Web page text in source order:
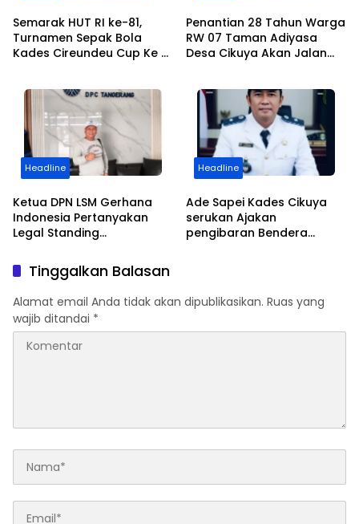
Semarak HUT RI ke-81,
Turnamen Sepak Bola
Kades Cireundeu Cup Ke V
FC Family
Penantian 28 Tahun Warga
RW 07 Taman Adiyasa
Desa Cikuya Akan Jalan
Headline
Ketua DPN LSM Gerhana
Indonesia Pertanyakan
Legal Standing
Pedagang di Stasiun
Tigaraksa
Headline
Ade Sapei Kades Cikuya
serukan Ajakan
pengibaran Bendera
Perumahan
Tinggalkan Balasan
Alamat email Anda tidak akan dipublikasikan. Ruas yang
wajib ditandai *